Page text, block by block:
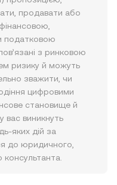
продавати або
податковою
з ринковою
ризику й можуть
зважити, чи
цифровими
становище й
вас виникнуть
яких дій за
до юридичного,
консультанта.